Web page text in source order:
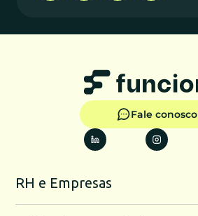
Fale conosco
RH e Empresas